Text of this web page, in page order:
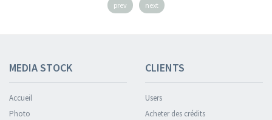
prev next
MEDIA STOCK
Accueil
Photo
CLIENTS
Users
Acheter des crédits